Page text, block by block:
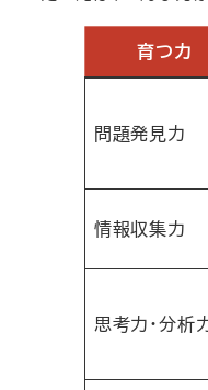
育つ力
問題発見力
情報収集力
思考力・分析